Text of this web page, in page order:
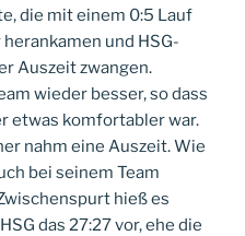
die mit einem 0:5 Lauf
und HSG-
Auszeit zwangen.
wieder besser, so dass
etwas komfortabler war.
nahm eine Auszeit. Wie
bei seinem Team
hieß es
das 27:27 vor, ehe die